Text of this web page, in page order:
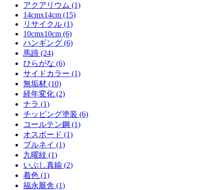
アクアリウム (1)
14cmx14cm (15)
リサイクル (1)
10cmx10cm (6)
ハンギング (6)
馬蹄 (24)
ひらがな (6)
サイドカラー (1)
無垢材 (10)
経年変化 (2)
ナラ (1)
チッピング塗装 (6)
コールテン鋼 (1)
オスボード (1)
ブルネイ (1)
九曜紋 (1)
いぶし真鍮 (2)
着色 (1)
福永厩舎 (1)